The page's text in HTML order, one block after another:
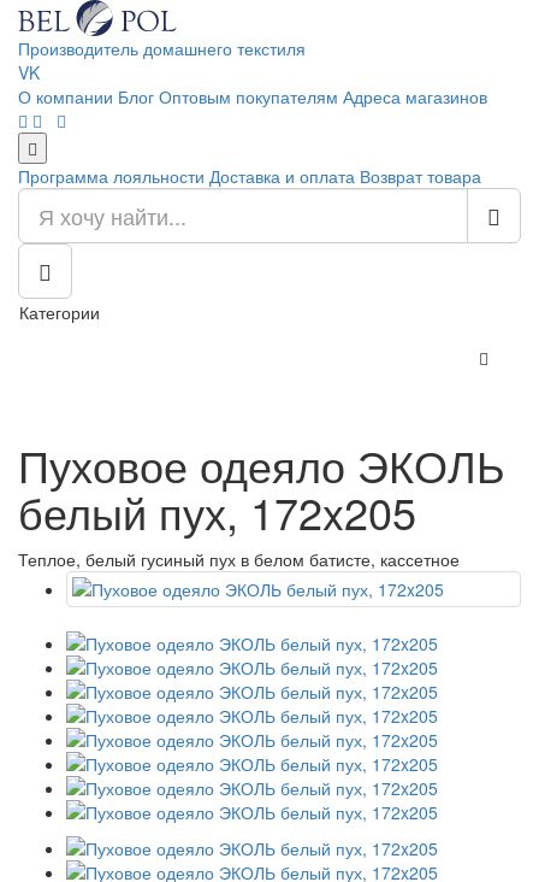
Производитель домашнего текстиля
VK
О компании Блог Оптовым покупателям Адреса магазинов
Программа лояльности Доставка и оплата Возврат товара
Категории
Пуховое одеяло ЭКОЛЬ
белый пух, 172x205
Теплое, белый гусиный пух в белом батисте, кассетное